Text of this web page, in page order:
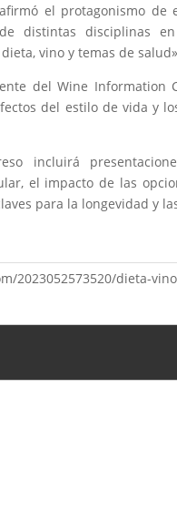
el protagonismo de
distintas disciplinas
vino y temas de
del Wine Information
del estilo de vida y
incluirá
el impacto de las
para la longevidad y
2023052573520/dieta-